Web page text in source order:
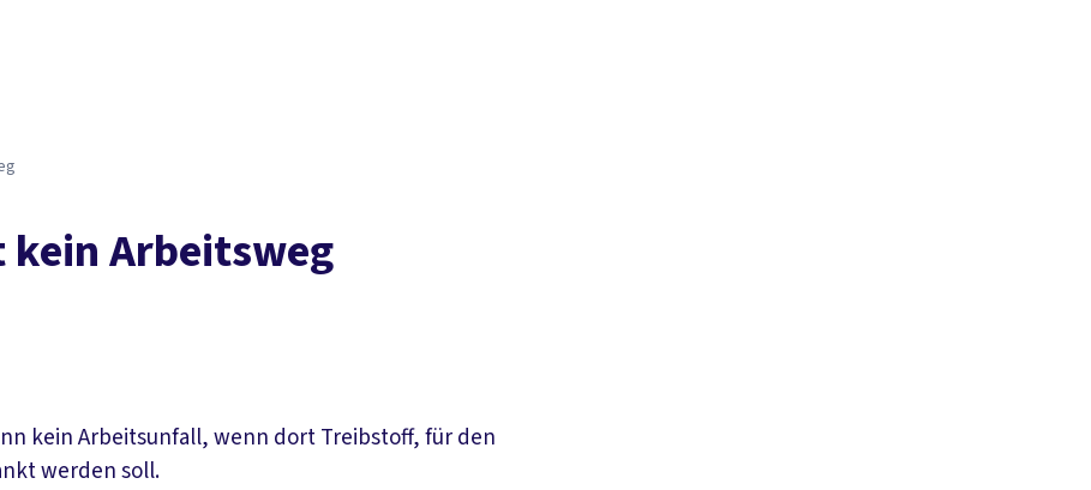
kein Arbeitsweg
kein Arbeitsunfall, wenn dort Treibstoff, für den
werden soll.